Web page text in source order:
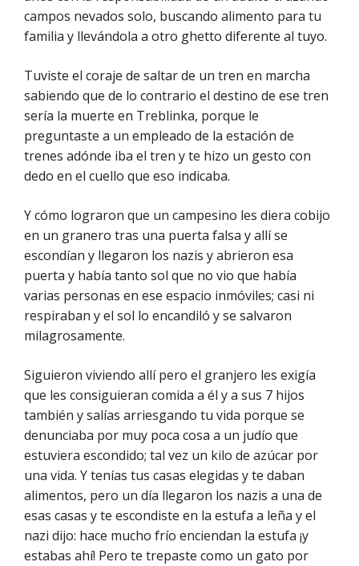
campos nevados solo, buscando alimento para tu
familia y llevándola a otro ghetto diferente al tuyo.
Tuviste el coraje de saltar de un tren en marcha
sabiendo que de lo contrario el destino de ese tren
sería la muerte en Treblinka, porque le
preguntaste a un empleado de la estación de
trenes adónde iba el tren y te hizo un gesto con
dedo en el cuello que eso indicaba.
Y cómo lograron que un campesino les diera cobijo
en un granero tras una puerta falsa y allí se
escondían y llegaron los nazis y abrieron esa
puerta y había tanto sol que no vio que había
varias personas en ese espacio inmóviles; casi ni
respiraban y el sol lo encandiló y se salvaron
milagrosamente.
Siguieron viviendo allí pero el granjero les exigía
que les consiguieran comida a él y a sus 7 hijos
también y salías arriesgando tu vida porque se
denunciaba por muy poca cosa a un judío que
estuviera escondido; tal vez un kilo de azúcar por
una vida. Y tenías tus casas elegidas y te daban
alimentos, pero un día llegaron los nazis a una de
esas casas y te escondiste en la estufa a leña y el
nazi dijo: hace mucho frío enciendan la estufa ¡y
estabas ahí! Pero te trepaste como un gato por